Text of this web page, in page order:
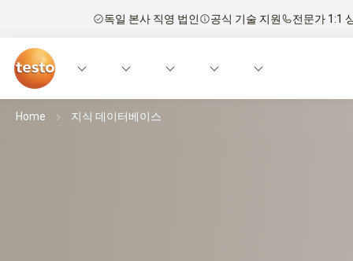
독일 본사 직영 법인 공식 기술 지원 전문가 1:1
Home 지식 데이터베이스